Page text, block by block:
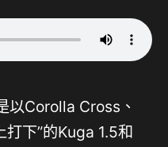
以Corolla Cross、
打下”的Kuga 1.5和